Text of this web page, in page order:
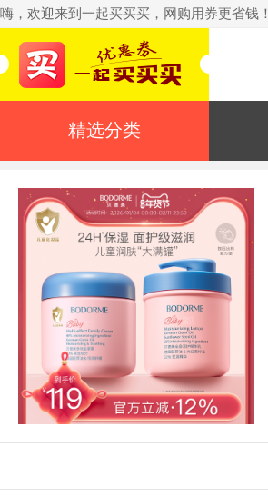
嗨，欢迎来到一起买买买，网购用券更省钱！
精选分类